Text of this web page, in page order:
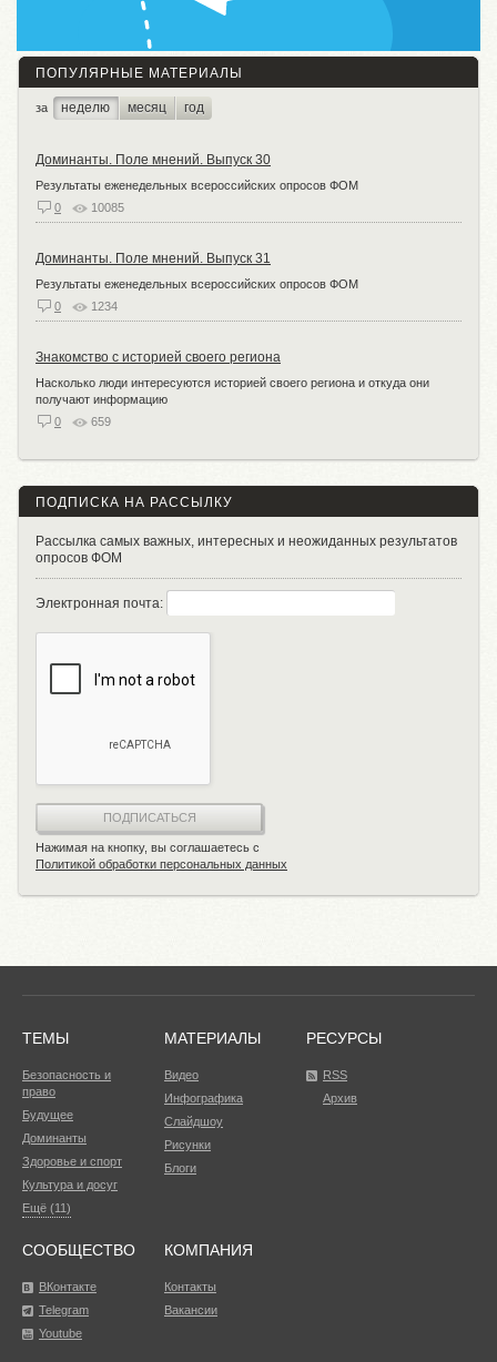
ПОПУЛЯРНЫЕ МАТЕРИАЛЫ
за неделю месяц год
Доминанты. Поле мнений. Выпуск 30
Результаты еженедельных всероссийских опросов ФОМ
0
10085
Доминанты. Поле мнений. Выпуск 31
Результаты еженедельных всероссийских опросов ФОМ
0
1234
Знакомство с историей своего региона
Насколько люди интересуются историей своего региона и откуда они
получают информацию
0
659
ПОДПИСКА НА РАССЫЛКУ
Рассылка самых важных, интересных и неожиданных результатов
опросов ФОМ
Электронная почта:
ПОДПИСАТЬСЯ
Нажимая на кнопку, вы соглашаетесь с
Политикой обработки персональных данных
ТЕМЫ
Безопасность и
право
Будущее
Доминанты
Здоровье и спорт
Культура и досуг
Ещё (11)
МАТЕРИАЛЫ
Видео
Инфографика
Слайдшоу
Рисунки
Блоги
РЕСУРСЫ
RSS
Архив
СООБЩЕСТВО
ВКонтакте
Telegram
Youtube
КОМПАНИЯ
Контакты
Вакансии